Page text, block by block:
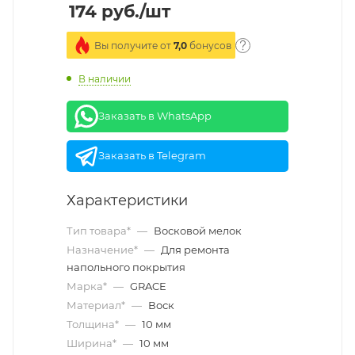
174 руб./шт
Вы получите от 7,0 бонусов
В наличии
Заказать в WhatsApp
Заказать в Telegram
Характеристики
Тип товара* — Восковой мелок
Назначение* — Для ремонта
напольного покрытия
Марка* — GRACE
Материал* — Воск
Толщина* — 10 мм
Ширина* — 10 мм